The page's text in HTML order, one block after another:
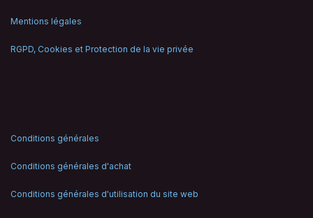
Mentions légales
RGPD, Cookies et Protection de la vie privée
Conditions générales
Conditions générales d'achat
Conditions générales d'utilisation du site web